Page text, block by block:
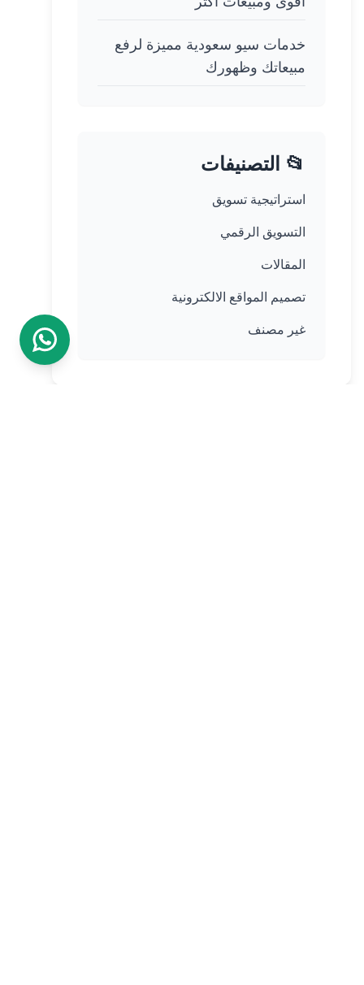
خدمات سيو سعودية مميزة لرفع
مبيعاتك وظهورك
📂 التصنيفات
استراتيجية تسويق
التسويق الرقمي
المقالات
تصميم المواقع الالكترونية
غير مصنف